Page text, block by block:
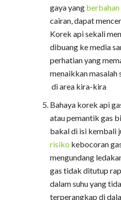
gaya yang
cairan, dapat
Korek api sekali
dibuang ke media
perhatian yang
menaikkan masalah
di area kira-kira
Bahaya korek api
atau pemantik gas
bakal di isi kembali
risiko kebocoran
mengundang
gas tidak ditutup
dalam suhu yang
terperangkap di